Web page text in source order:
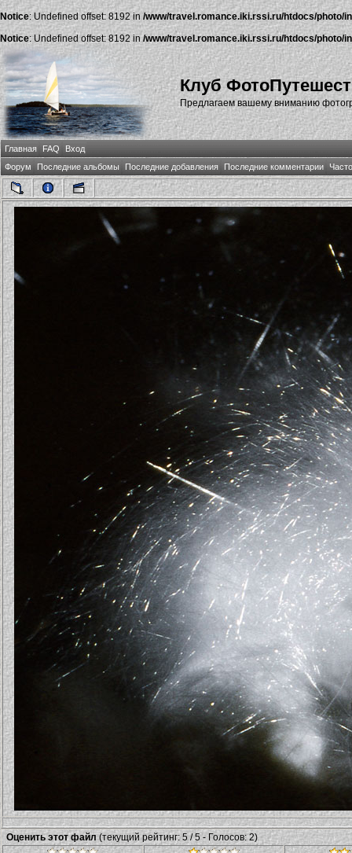
Notice: Undefined offset: 8192 in /www/travel.romance.iki.rssi.ru/htdocs/photo/
Notice: Undefined offset: 8192 in/www/travel.romance.iki.rssi.ru/htdocs/photo/
Клуб
Предлагаем вашему вниманию
Главная FAQ
Вход
Форум
Последние альбомы Последние добавления Последние комментарии
Оценить этот файл(текущий рейтинг: 5 / 5 - Голосов: 2)